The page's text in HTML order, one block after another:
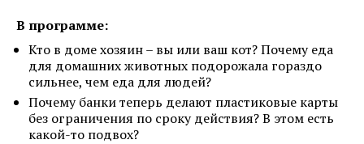
В программе:
Кто в доме хозяин – вы или ваш кот? Почему еда
для домашних животных подорожала гораздо
сильнее, чем еда для людей?
Почему банки теперь делают пластиковые карты
без ограничения по сроку действия? В этом есть
какой-то подвох?